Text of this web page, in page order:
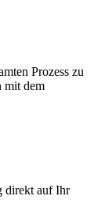
Prozess zu
mit dem
direkt auf Ihr